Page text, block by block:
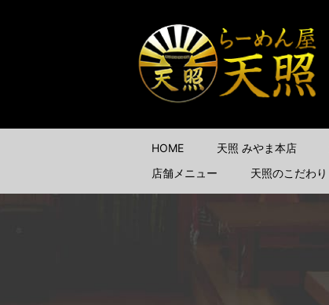
HOME 天照 みやま本店
店舗メニュー
天照のこだわり